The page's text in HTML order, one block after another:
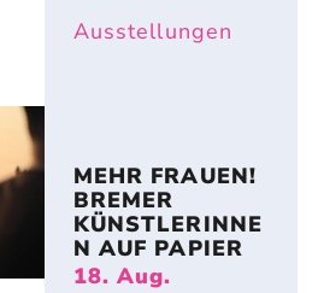
Ausstellungen
MEHR FRAUEN!
BREMER
KÜNSTLERINNE
N AUF PAPIER
18. Aug.